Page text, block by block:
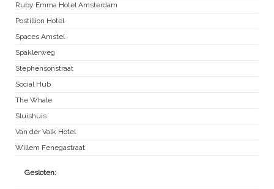
Ruby Emma Hotel Amsterdam
Postillion Hotel
Spaces Amstel
Spaklerweg
Stephensonstraat
Social Hub
The Whale
Sluishuis
Van der Valk Hotel
Willem Fenegastraat
Gesloten: